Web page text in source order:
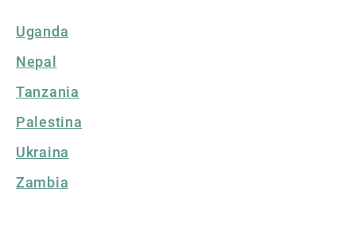
Uganda
Nepal
Tanzania
Palestina
Ukraina
Zambia